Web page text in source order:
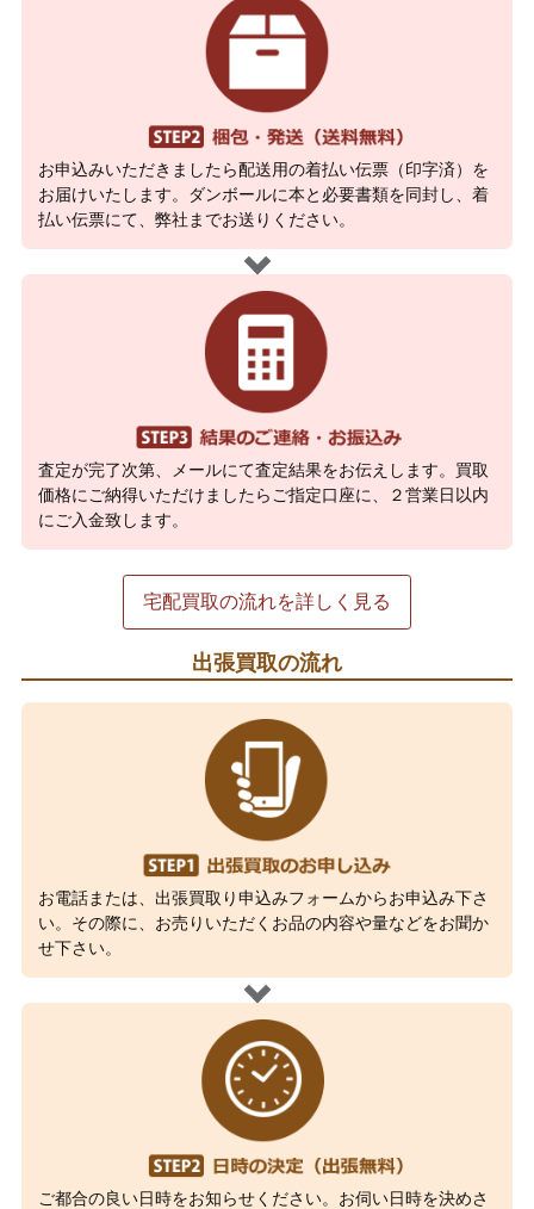
お申込みいただきましたら配送用の着払い伝票（印字済）を
お届けいたします。ダンボールに本と必要書類を同封し、着
払い伝票にて、弊社までお送りください。
査定が完了次第、メールにて査定結果をお伝えします。買取
価格にご納得いただけましたらご指定口座に、２営業日以内
にご入金致します。
宅配買取の流れを詳しく見る
出張買取の流れ
お電話または、出張買取り申込みフォームからお申込み下さ
い。その際に、お売りいただくお品の内容や量などをお聞か
せ下さい。
ご都合の良い日時をお知らせください。お伺い日時を決めさ